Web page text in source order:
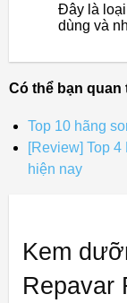
Đây là
dùng và
Có thể bạn quan
Top 10 hãng
[Review] Top
hiện nay
Kem
Repavar